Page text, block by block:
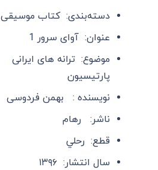
دسته‌بندی: کتاب موسیقی
عنوان: آوای سرور 1
موضوع: ترانه های ایرانی
پارتیسیون
نویسنده : بهمن فردوسی
ناشر: رهام
قطع: رحلي
سال انتشار: ۱۳۹۶